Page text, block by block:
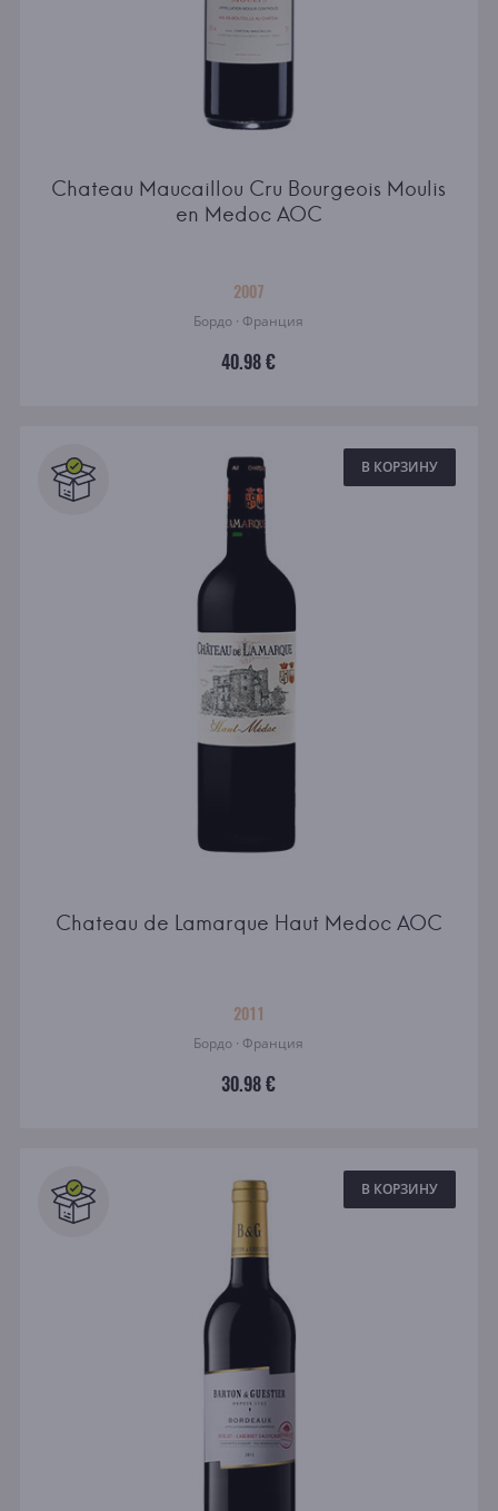
Chateau Maucaillou Cru Bourgeois Moulis
en Medoc AOC
2007
Бордо · Франция
40.98 €
В КОРЗИНУ
Chateau de Lamarque Haut Medoc AOC
2011
Бордо · Франция
30.98 €
В КОРЗИНУ